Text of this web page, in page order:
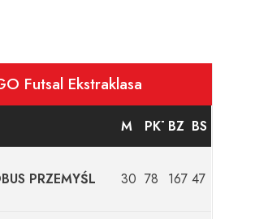
Futsal Ekstraklasa
M PKTBZ BS
PRZEMYŚL 30 78 167 47